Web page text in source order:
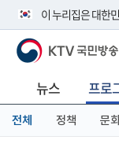
이 누리집은 대한
공식 누리집 주소
니다.
이밖에 or.kr 또는
서 도메인 주소를
KTV 국민방송
뉴스 프로
전체 정책 문